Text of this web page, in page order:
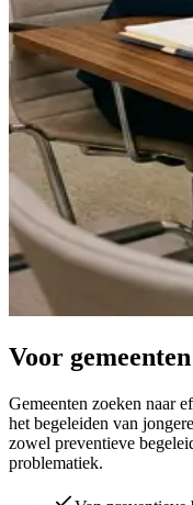
Voor gemeenten
Gemeenten zoeken naar
het begeleiden van
zowel preventieve
problematiek.